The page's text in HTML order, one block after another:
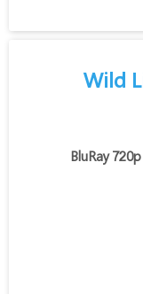
BluRay 720p